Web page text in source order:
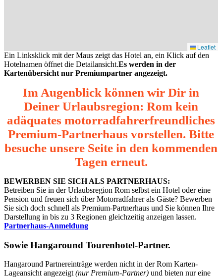
Leaflet
Ein Linksklick mit der Maus zeigt das Hotel an, ein Klick auf den
Hotelnamen öffnet die Detailansicht.Es werden in der
Kartenübersicht nur Premiumpartner angezeigt.
Im Augenblick können wir Dir in
Deiner Urlaubsregion: Rom kein
adäquates motorradfahrerfreundliches
Premium-Partnerhaus vorstellen. Bitte
besuche unsere Seite in den kommenden
Tagen erneut.
BEWERBEN SIE SICH ALS PARTNERHAUS:
Betreiben Sie in der Urlaubsregion Rom selbst ein Hotel oder eine
Pension und freuen sich über Motorradfahrer als Gäste? Bewerben
Sie sich doch schnell als Premium-Partnerhaus und Sie können Ihre
Darstellung in bis zu 3 Regionen gleichzeitig anzeigen lassen.
Partnerhaus-Anmeldung
Sowie Hangaround Tourenhotel-Partner.
Hangaround Partnereinträge werden nicht in der Rom Karten-
Lageansicht angezeigt (nur Premium-Partner) und bieten nur eine